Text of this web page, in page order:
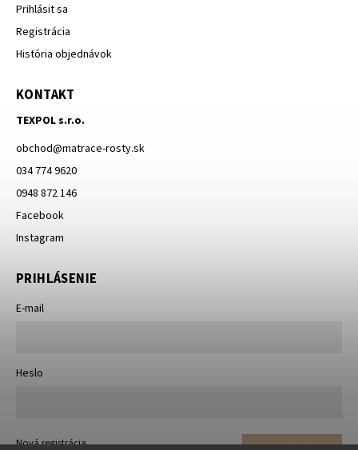
Prihlásit sa
Registrácia
História objednávok
KONTAKT
TEXPOL s.r.o.
obchod@matrace-rosty.sk
034 774 9620
0948 872 146
Facebook
Instagram
PRIHLÁSENIE
E-mail
Heslo
Nová registrácia